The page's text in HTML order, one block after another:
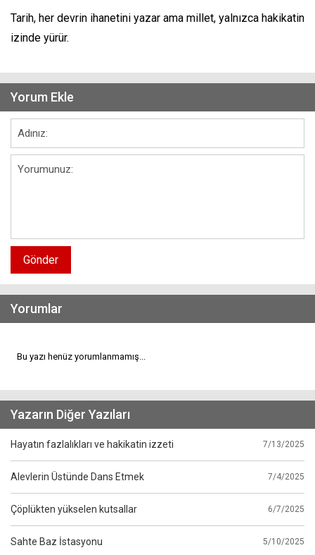
Tarih, her devrin ihanetini yazar ama millet, yalnızca hakikatin
izinde yürür.
Yorum Ekle
Gönder
Yorumlar
Bu yazı henüz yorumlanmamış...
Yazarın Diğer Yazıları
Hayatın fazlalıkları ve hakikatin izzeti 7/13/2025
Alevlerin Üstünde Dans Etmek 7/4/2025
Çöplükten yükselen kutsallar 6/7/2025
Sahte Baz İstasyonu 5/10/2025